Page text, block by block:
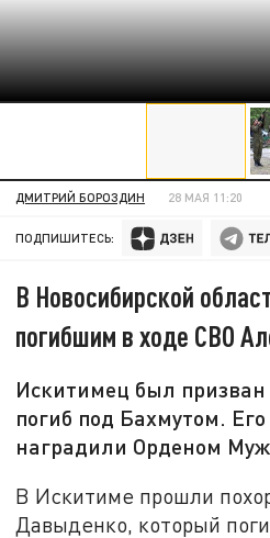
ДМИТРИЙ БОРОЗДИН 28 МАЯ 11:20
ПОДПИШИТЕСЬ:
В Новосибирской
погибшим в ходе СВО
Искитимец был
погиб под Бахмутом.
наградили Орденом
В Искитиме прошли
Давыденко, который